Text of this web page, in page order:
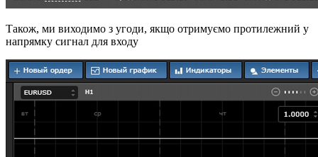
Також, ми виходимо з угоди, якщо отримуємо протилежний у
напрямку сигнал для входу